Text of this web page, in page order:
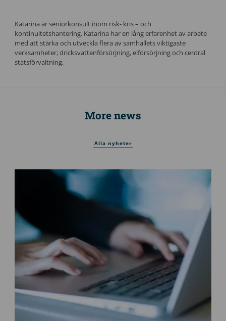
Katarina är seniorkonsult inom risk- kris – och
kontinuitetshantering. Katarina har en lång erfarenhet av arbete
med att stärka och utveckla flera av samhällets viktigaste
verksamheter; dricksvattenförsörjning, elförsörjning och central
statsförvaltning.
More news
Alla nyheter